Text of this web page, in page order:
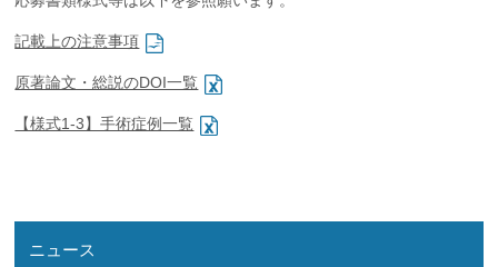
お問い合わせ交通アクセス
記載上の注意事項
原著論文・総説のDOI一覧
【様式1-3】手術症例一覧
ニュース